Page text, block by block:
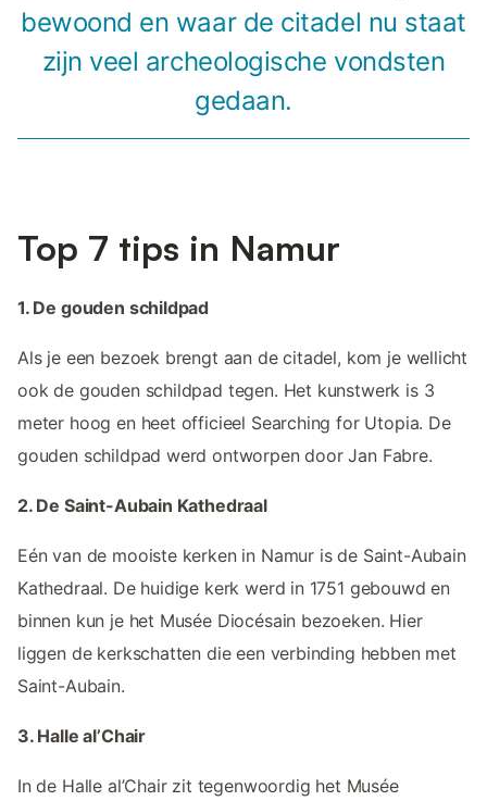
bewoond en waar de citadel nu staat
zijn veel archeologische vondsten
gedaan.
Top 7 tips in Namur
1. De gouden schildpad
Als je een bezoek brengt aan de citadel, kom je wellicht
ook de gouden schildpad tegen. Het kunstwerk is 3
meter hoog en heet officieel Searching for Utopia. De
gouden schildpad werd ontworpen door Jan Fabre.
2. De Saint-Aubain Kathedraal
Eén van de mooiste kerken in Namur is de Saint-Aubain
Kathedraal. De huidige kerk werd in 1751 gebouwd en
binnen kun je het Musée Diocésain bezoeken. Hier
liggen de kerkschatten die een verbinding hebben met
Saint-Aubain.
3. Halle al’Chair
In de Halle al’Chair zit tegenwoordig het Musée